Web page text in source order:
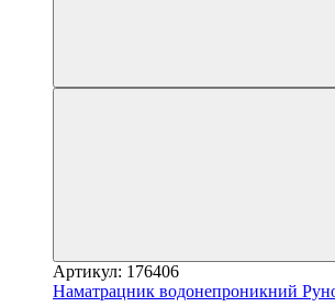
Артикул: 176406
Наматрацник водонепроникний